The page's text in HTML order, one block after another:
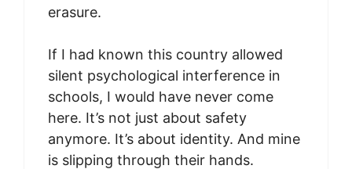
erasure.
If I had known this country allowed
silent psychological interference in
schools, I would have never come
here. It’s not just about safety
anymore. It’s about identity. And mine
is slipping through their hands.